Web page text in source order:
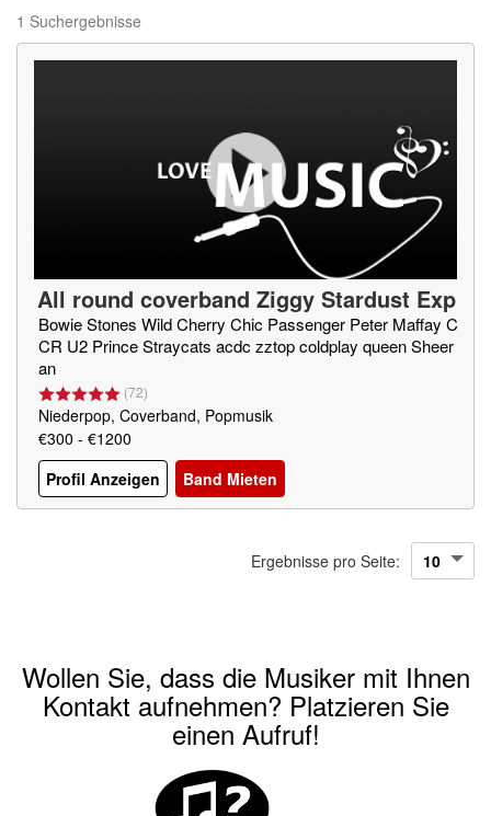
1 Suchergebnisse
All round coverband Ziggy Stardust Exp
erience(NL)
Bowie Stones Wild Cherry Chic Passenger Peter Maffay C
CR U2 Prince Straycats acdc zztop coldplay queen Sheer
an
(72)
Niederpop, Coverband, Popmusik
€300 - €1200
Profil Anzeigen
Band Mieten
Ergebnisse pro Seite:
Wollen Sie, dass die Musiker mit Ihnen
Kontakt aufnehmen? Platzieren Sie
einen Aufruf!